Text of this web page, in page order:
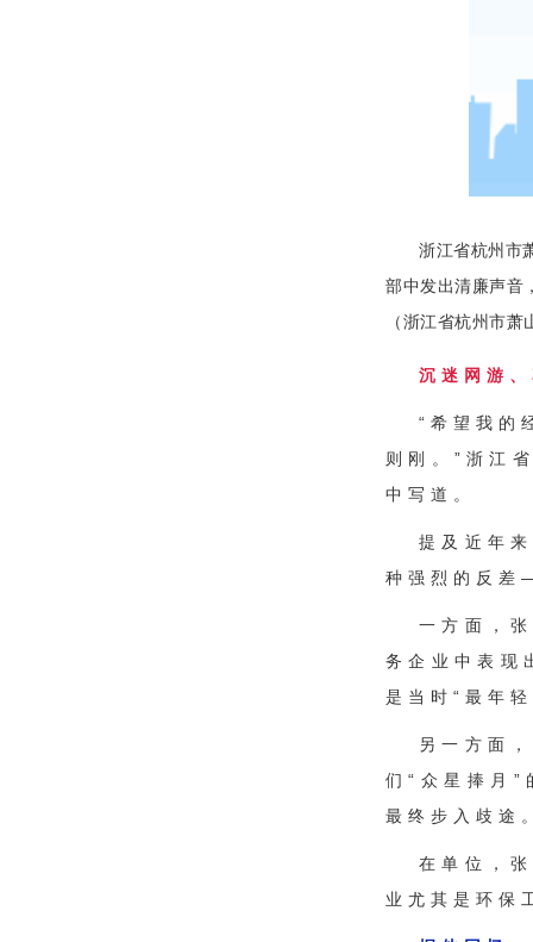
浙江省杭州市
部中发出清廉声音
（浙江省杭州市
沉迷网游
“希望我的
则刚。”浙江
中写道。
提及近年
种强烈的反
一方面，
务企业中表现
是当时“最年
另一方面
们“众星捧月”
最终步入歧途
在单位，
业尤其是环保